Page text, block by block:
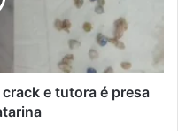
e tutora é presa